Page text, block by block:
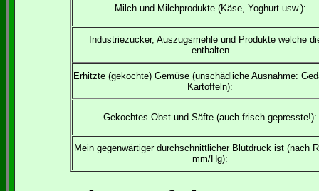
Milch und Milchprodukte (Käse, Yoghurt usw.):
Industriezucker, Auszugsmehle und Produkte welche
enthalten
Erhitzte (gekochte) Gemüse (unschädliche Ausnahme:
Kartoffeln):
Gekochtes Obst und Säfte (auch frisch gepresste!):
Mein gegenwärtiger durchschnittlicher Blutdruck ist (nach
mm/Hg):